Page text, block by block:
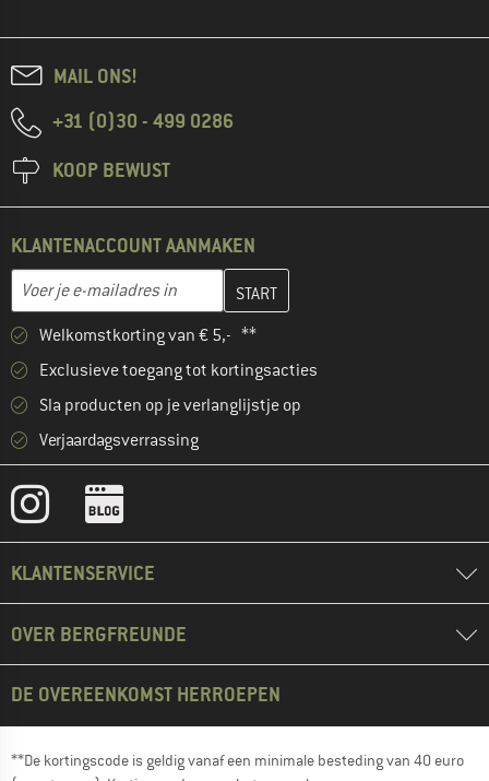
MAIL ONS!
+31 (0)30 - 499 0286
KOOP BEWUST
KLANTENACCOUNT AANMAKEN
E-mailadres
Vul je e-mailadres hier in en maak in de volgende stap je
Welkomstkorting van € 5,- **
Exclusieve toegang tot kortingsacties
Sla producten op je verlanglijstje op
Verjaardagsverrassing
KLANTENSERVICE
OVER BERGFREUNDE
DE OVEREENKOMST HERROEPEN
**De kortingscode is geldig vanaf een minimale besteding van 40 euro